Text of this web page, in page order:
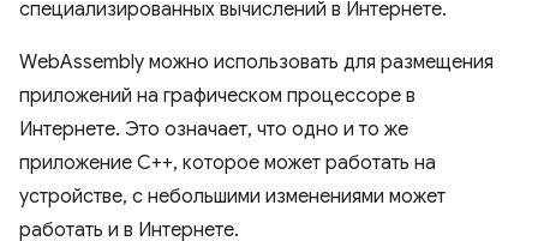
специализированных вычислений в Интернете.
WebAssembly можно использовать для размещения
приложений на графическом процессоре в
Интернете. Это означает, что одно и то же
приложение C++, которое может работать на
устройстве, с небольшими изменениями может
работать и в Интернете.